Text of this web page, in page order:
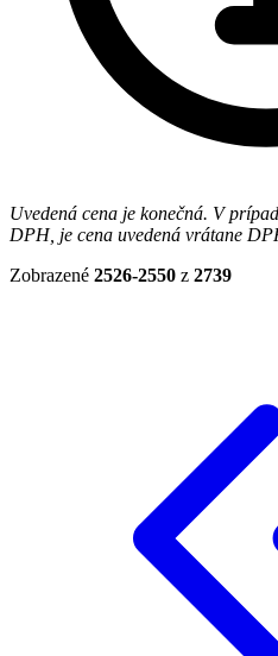
Uvedená cena je konečná. V
DPH, je cena uvedená vrátane
Zobrazené 2526-2550 z 2739